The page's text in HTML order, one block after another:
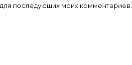
последующих моих комментариев.